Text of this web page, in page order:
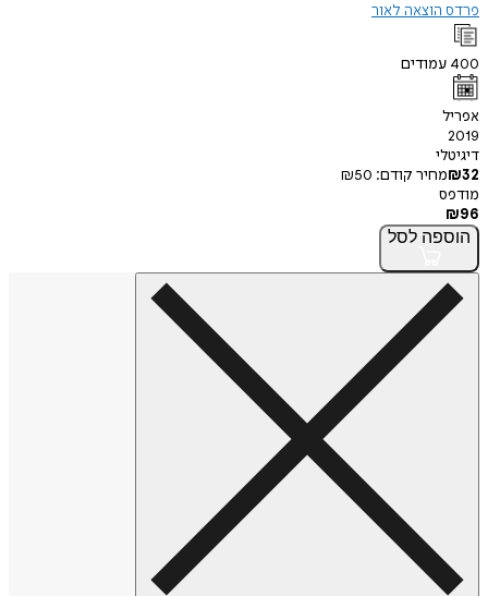
פרדס הוצאה לאור
400 עמודים
אפריל
2019
דיגיטלי
₪32 מחיר קודם: ₪50
מודפס
₪96
הוספה לסל